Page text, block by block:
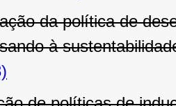
da política de
à